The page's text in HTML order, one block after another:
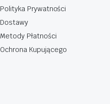
Polityka Prywatności
Dostawy
Metody Płatności
Ochrona Kupującego